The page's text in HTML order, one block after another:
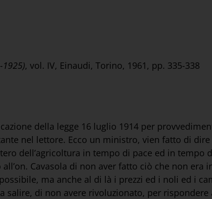
, vol. IV, Einaudi, Torino, 1961, pp. 335-338
della legge 16 luglio 1914 per
nel lettore. Ecco un ministro, vien fatto di
dell’agricoltura in tempo di pace ed in tempo
Cavasola di non aver fatto ciò che non era
ma anche al di là i prezzi ed i noli ed i
di non avere rivoluzionato, per rispondere